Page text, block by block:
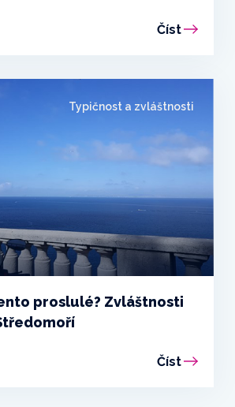
Číst
Typičnost a zvláštnosti
proslulé? Zvláštnosti
Číst